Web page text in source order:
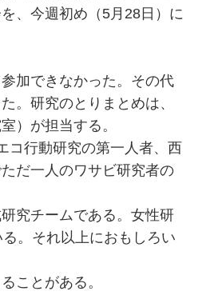
、今週初め（5月28日）に
加できなかった。その代
。研究のとりまとめは、
）が担当する。
コ行動研究の第一人者、西
だ一人のワサビ研究者の
究チームである。女性研
。それ以上におもしろい
ことがある。